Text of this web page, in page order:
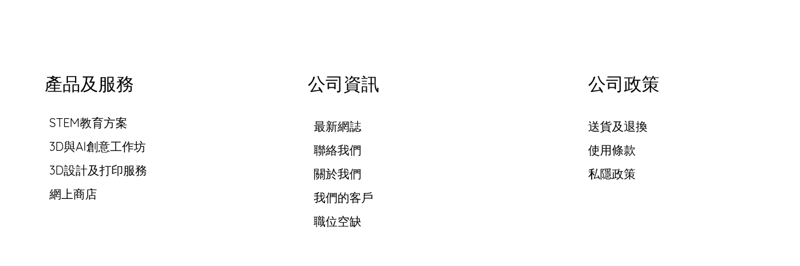
產品及服務
STEM教育方案
3D與AI創意工作坊
3D設計及打印服務
網上商店
公司資訊
最新網誌
聯絡我們
關於我們
我們的客戶
職位空缺
公司政策
送貨及退換
使用條款
私隱政策